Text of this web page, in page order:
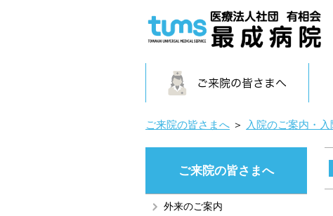
ご来院の皆さまへ ＞ 入院のご案内・
ご来院の皆さまへ
外来のご案内